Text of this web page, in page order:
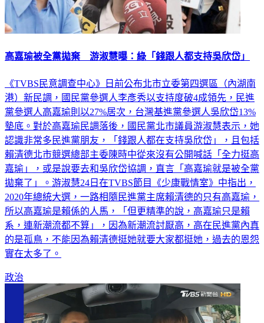
高嘉瑜被全黨拋棄 游淑慧曝：綠「錢跟人都支持吳欣岱」
《TVBS民意調查中心》日前公布北市立委第四選區（內湖南
港）新民調，國民黨參選人李彥秀以支持度破4成領先，民進
黨參選人高嘉瑜則以27%居次，台灣基進黨參選人吳欣岱13%
墊底。對於高嘉瑜民調落後，國民黨北市議員游淑慧表示，她
認識非常多民進黨朋友，「錢跟人都在支持吳欣岱」，且包括
賴清德北市競選總部主委陳時中從來沒有公開喊話「全力挺高
嘉瑜」，或是說要去和吳欣岱協調，直言「高嘉瑜就是被全黨
拋棄了」。游淑慧24日在TVBS節目《少康戰情室》中指出，
2020年總統大選，一路相隨民進黨主席賴清德的只有高嘉瑜，
所以高嘉瑜是賴係的人馬，「但更精準的說，高嘉瑜只是賴
系，連新潮流都不算」，因為新潮流討厭高，高在民進黨內真
的是孤鳥，不能因為賴清德挺她就要大家都挺她，過去的恩怨
實在太多了。
政治